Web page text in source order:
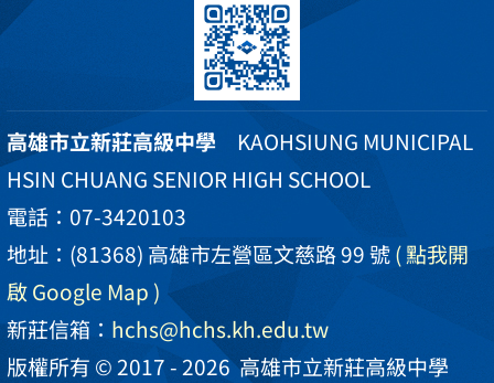
高雄市立新莊高級中學 KAOHSIUNG MUNICIPAL
HSIN CHUANG SENIOR HIGH SCHOOL
電話：07-3420103
地址：(81368) 高雄市左營區文慈路 99 號( 點我開
啟 Google Map )
新莊信箱： hchs@hchs.kh.edu.tw
版權所有 © 2017 - 2026高雄市立新莊高級中學